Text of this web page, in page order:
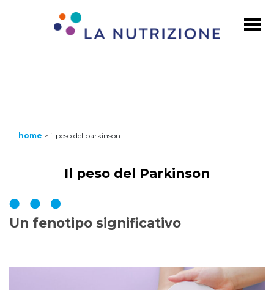
home > il peso del parkinson
Il peso del Parkinson
Un fenotipo significativo